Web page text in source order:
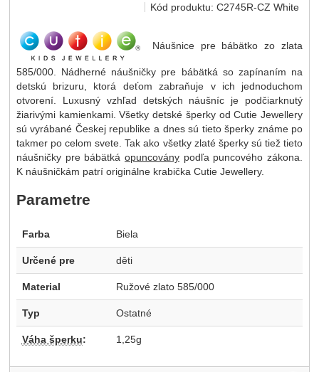
Kód produktu:C2745R-CZ White
Náušnice pre bábätko zo zlata
585/000. Nádherné náušničky pre bábätká so zapínaním na
detskú brizuru, ktorá deťom zabraňuje v ich jednoduchom
otvorení. Luxusný vzhľad detských náušníc je podčiarknutý
žiarivými kamienkami. Všetky detské šperky od Cutie Jewellery
sú vyrábané Českej republike a dnes sú tieto šperky známe po
takmer po celom svete. Tak ako všetky zlaté šperky sú tiež tieto
náušničky pre bábätká opuncovány podľa puncového zákona.
K náušničkám patrí originálne krabička Cutie Jewellery.
Parametre
Farba Biela
Určené pre děti
Material Ružové zlato 585/000
Typ Ostatné
Váha šperku: 1,25g